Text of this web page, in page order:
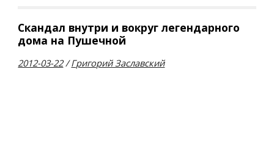
Скандал внутри и вокруг легендарного
дома на Пушечной
2012-03-22 / Григорий Заславский